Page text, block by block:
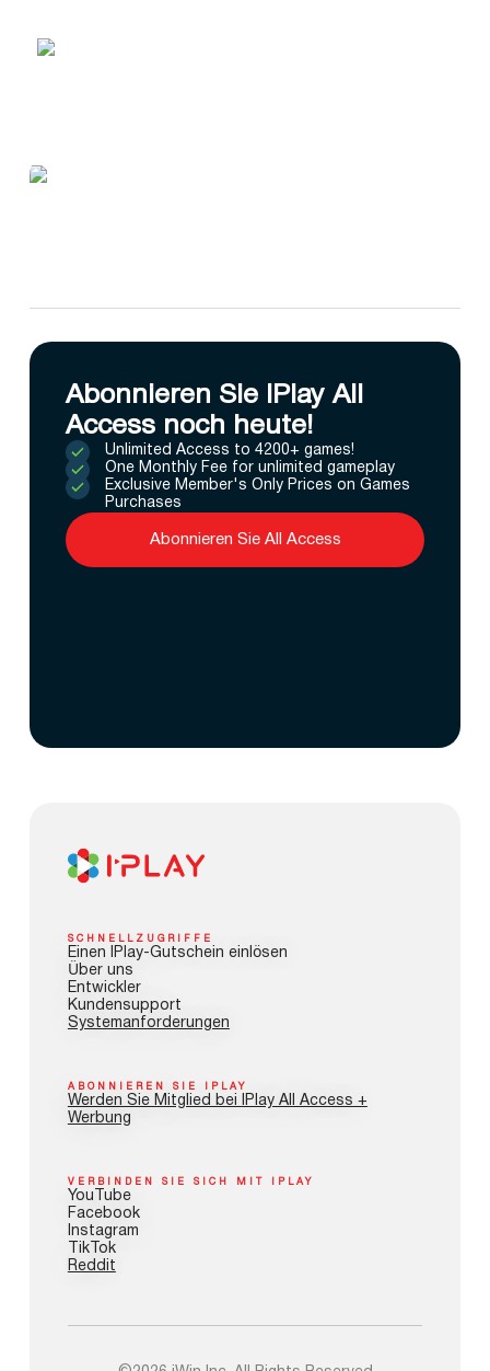
Abonnieren Sie IPlay All
Access noch heute!
Unlimited Access to 4200+ games!
One Monthly Fee for unlimited gameplay
Exclusive Member's Only Prices on Games
Purchases
Abonnieren Sie All Access
SCHNELLZUGRIFFE
Einen IPlay-Gutschein einlösen
Über uns
Entwickler
Kundensupport
Systemanforderungen
ABONNIEREN SIE IPLAY
Werden Sie Mitglied bei IPlay All Access +
Werbung
VERBINDEN SIE SICH MIT IPLAY
YouTube
Facebook
Instagram
TikTok
Reddit